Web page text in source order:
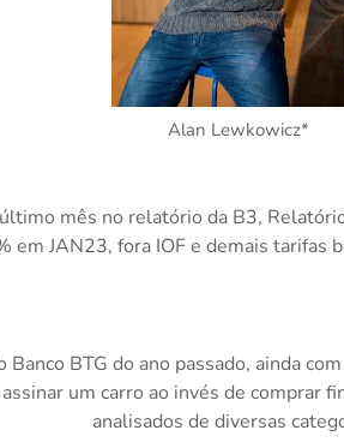
Alan Lewkowicz*
mês no relatório da B3,
em JAN23, fora IOF e demais tarifas
BTG do ano passado, ainda
um carro ao invés de comprar
analisados de diversas